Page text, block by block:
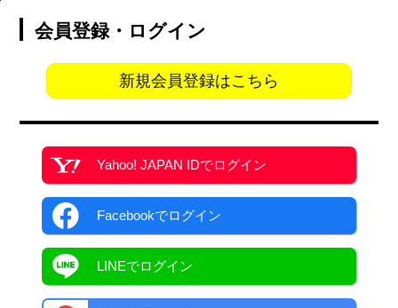
会員登録・ログイン
新規会員登録はこちら
Yahoo! JAPAN IDでログイン
Facebookでログイン
LINEでログイン